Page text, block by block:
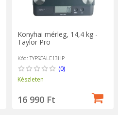
Konyhai mérleg, 14,4 kg -
Taylor Pro
Kód: TYPSCALE13HP
(0)
Készleten
16 990 Ft